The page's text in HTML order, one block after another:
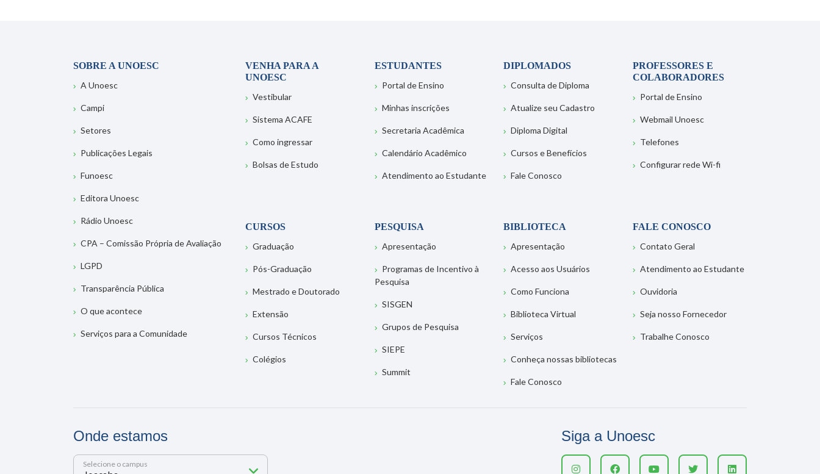
SOBRE A UNOESC
A Unoesc
Campi
Setores
Publicações Legais
Funoesc
Editora Unoesc
Rádio Unoesc
CPA – Comissão Própria de Avaliação
LGPD
Transparência Pública
O que acontece
Serviços para a Comunidade
VENHA PARA A
UNOESC
Vestibular
Sistema ACAFE
Como ingressar
Bolsas de Estudo
ESTUDANTES
Portal de Ensino
Minhas inscrições
Secretaria Acadêmica
Calendário Acadêmico
Atendimento ao Estudante
DIPLOMADOS
Consulta de Diploma
Atualize seu Cadastro
Diploma Digital
Cursos e Benefícios
Fale Conosco
PROFESSORES E
COLABORADORES
Portal de Ensino
Webmail Unoesc
Telefones
Configurar rede Wi-fi
CURSOS
Graduação
Pós-Graduação
Mestrado e Doutorado
Extensão
Cursos Técnicos
Colégios
PESQUISA
Apresentação
Programas de Incentivo à
Pesquisa
SISGEN
Grupos de Pesquisa
SIEPE
Summit
BIBLIOTECA
Apresentação
Acesso aos Usuários
Como Funciona
Biblioteca Virtual
Serviços
Conheça nossas bibliotecas
Fale Conosco
FALE CONOSCO
Contato Geral
Atendimento ao Estudante
Ouvidoria
Seja nosso Fornecedor
Trabalhe Conosco
Onde estamos
Selecione o campus
Siga a Unoesc